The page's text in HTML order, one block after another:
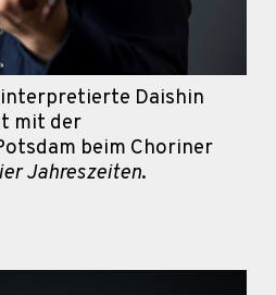
Daishin
mit der
beim Choriner
Jahreszeiten.